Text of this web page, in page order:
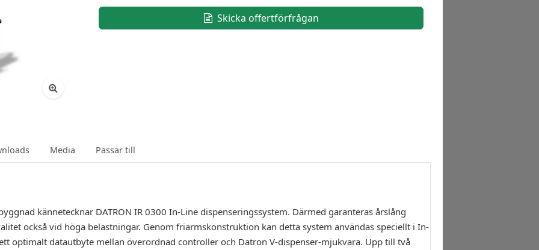
Skicka offertförfrågan
Media Passar till
kännetecknar DATRON IR 0300 In-Line dispenseringssystem. Därmed garanteras årslång
också vid höga belastningar. Genom friarmskonstruktion kan detta system användas speciellt i In-
optimalt datautbyte mellan överordnad controller och Datron V-dispenser-mjukvara. Upp till två